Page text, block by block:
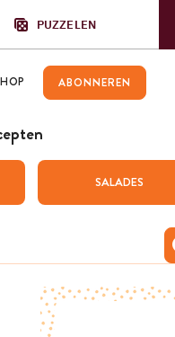
PUZZELEN
ABONNEREN
SALADES